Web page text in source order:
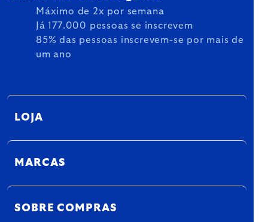
Máximo de 2x por semana
Já 177.000 pessoas se inscrevem
85% das pessoas inscrevem-se por mais de
um ano
LOJA
MARCAS
SOBRE COMPRAS